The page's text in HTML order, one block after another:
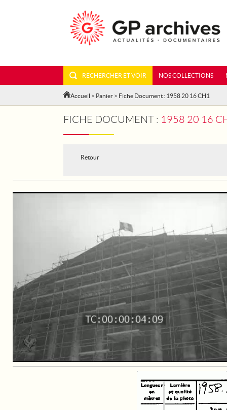
RECHERCHER ET VOIR NOS COLLECTIONS
Accueil > Panier > Fiche Document : 1958 20 16 CH1
FICHE DOCUMENT : 1958 20 16
Retour